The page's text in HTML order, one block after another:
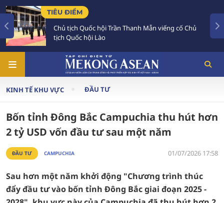
Thanh Mẫn viếng cố Chủ
Chủ tịch Quốc hội
đậm đối với Việt Nam
KINH TẾ KHU VỰC ĐẦU TƯ
Bốn tỉnh Đông Bắc Campuchia thu hút hơn
2 tỷ USD vốn đầu tư sau một năm
ĐẦU TƯ CAMPUCHIA 01/07/2026 17:58
Sau hơn một năm khởi động "Chương trình thúc
đẩy đầu tư vào bốn tỉnh Đông Bắc giai đoạn 2025 -